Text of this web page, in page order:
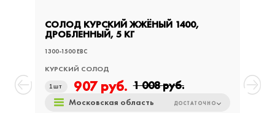
СОЛОД КУРСКИЙ ЖЖЁНЫЙ 1400,
ДРОБЛЕННЫЙ, 5 КГ
1300-1500 EBC
КУРСКИЙ СОЛОД
1шт 907руб. 1 008руб.
Московская область ДОСТАТОЧНО
1